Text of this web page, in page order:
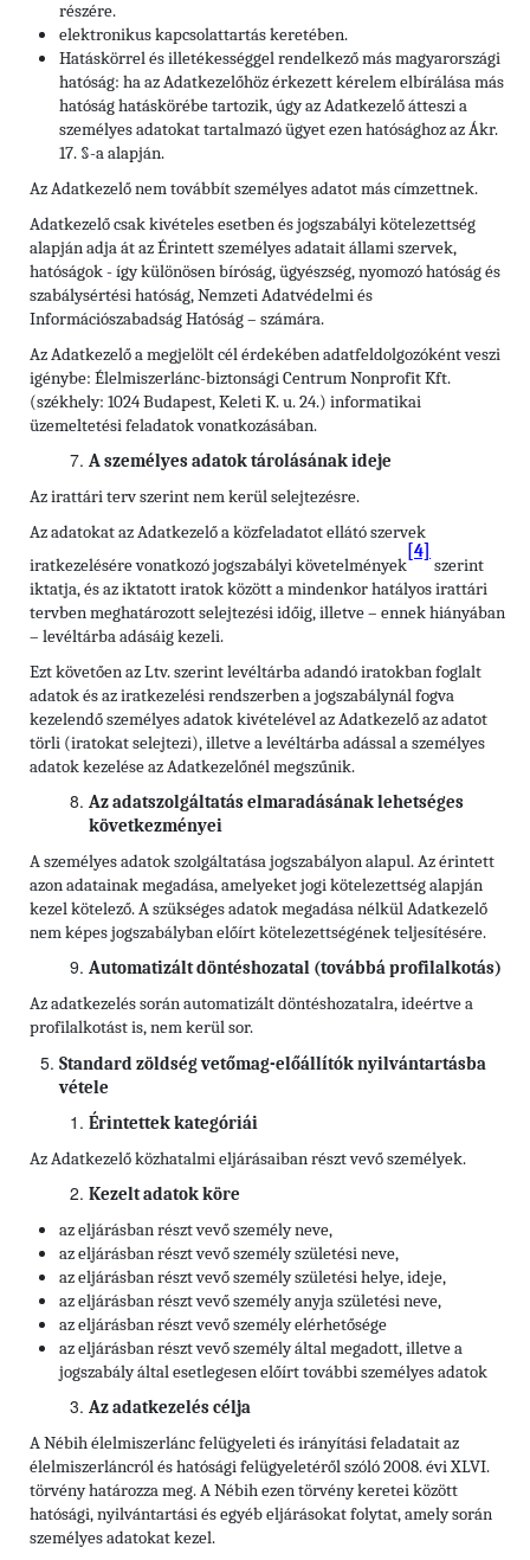
részére.
elektronikus kapcsolattartás keretében.
Hatáskörrel és illetékességgel rendelkező más magyarországi
hatóság: ha az Adatkezelőhöz érkezett kérelem elbírálása más
hatóság hatáskörébe tartozik, úgy az Adatkezelő átteszi a
személyes adatokat tartalmazó ügyet ezen hatósághoz az Ákr.
17. §-a alapján.
Az Adatkezelő nem továbbít személyes adatot más címzettnek.
Adatkezelő csak kivételes esetben és jogszabályi kötelezettség
alapján adja át az Érintett személyes adatait állami szervek,
hatóságok - így különösen bíróság, ügyészség, nyomozó hatóság és
szabálysértési hatóság, Nemzeti Adatvédelmi és
Információszabadság Hatóság – számára.
Az Adatkezelő a megjelölt cél érdekében adatfeldolgozóként veszi
igénybe: Élelmiszerlánc-biztonsági Centrum Nonprofit Kft.
(székhely: 1024 Budapest, Keleti K. u. 24.) informatikai
üzemeltetési feladatok vonatkozásában.
A személyes adatok tárolásának ideje
Az irattári terv szerint nem kerül selejtezésre.
Az adatokat az Adatkezelő a közfeladatot ellátó szervek
iratkezelésére vonatkozó jogszabályi követelmények
[4]
szerint
iktatja, és az iktatott iratok között a mindenkor hatályos irattári
tervben meghatározott selejtezési időig, illetve – ennek hiányában
– levéltárba adásáig kezeli.
Ezt követően az Ltv. szerint levéltárba adandó iratokban foglalt
adatok és az iratkezelési rendszerben a jogszabálynál fogva
kezelendő személyes adatok kivételével az Adatkezelő az adatot
törli (iratokat selejtezi), illetve a levéltárba adással a személyes
adatok kezelése az Adatkezelőnél megszűnik.
Az adatszolgáltatás elmaradásának lehetséges
következményei
A személyes adatok szolgáltatása jogszabályon alapul. Az érintett
azon adatainak megadása, amelyeket jogi kötelezettség alapján
kezel kötelező. A szükséges adatok megadása nélkül Adatkezelő
nem képes jogszabályban előírt kötelezettségének teljesítésére.
Automatizált döntéshozatal (továbbá profilalkotás)
Az adatkezelés során automatizált döntéshozatalra, ideértve a
profilalkotást is, nem kerül sor.
Standard zöldség vetőmag-előállítók nyilvántartásba
vétele
Érintettek kategóriái
Az Adatkezelő közhatalmi eljárásaiban részt vevő személyek.
Kezelt adatok köre
az eljárásban részt vevő személy neve,
az eljárásban részt vevő személy születési neve,
az eljárásban részt vevő személy születési helye, ideje,
az eljárásban részt vevő személy anyja születési neve,
az eljárásban részt vevő személy elérhetősége
az eljárásban részt vevő személy által megadott, illetve a
jogszabály által esetlegesen előírt további személyes adatok
Az adatkezelés célja
A Nébih élelmiszerlánc felügyeleti és irányítási feladatait az
élelmiszerláncról és hatósági felügyeletéről szóló 2008. évi XLVI.
törvény határozza meg. A Nébih ezen törvény keretei között
hatósági, nyilvántartási és egyéb eljárásokat folytat, amely során
személyes adatokat kezel.